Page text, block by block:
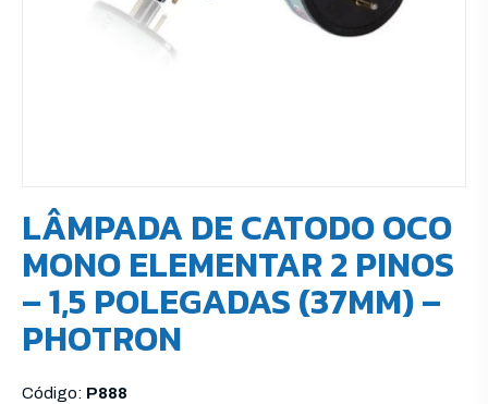
LÂMPADA DE CATODO OCO
MONO ELEMENTAR 2 PINOS
– 1,5 POLEGADAS (37MM) –
PHOTRON
Código: P888